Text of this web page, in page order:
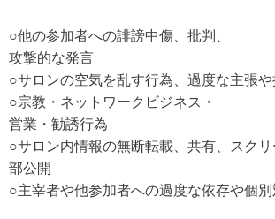
○他の参加者への誹謗中傷、批判、
攻撃的な発言
○サロンの空気を乱す行為、過度な主張
○宗教・ネットワークビジネス・
営業・勧誘行為
○サロン内情報の無断転載、共有、スク
部公開
○主宰者や他参加者への過度な依存や個